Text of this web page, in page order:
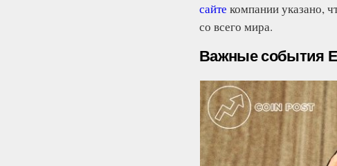
сайте компании указано,
со всего мира.
Важные события